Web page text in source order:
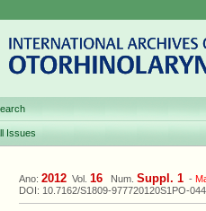
Issues
Ano: 2012 Vol. 16 Num. Suppl. 1 -
DOI: 10.7162/S1809-977720120S1PO-044